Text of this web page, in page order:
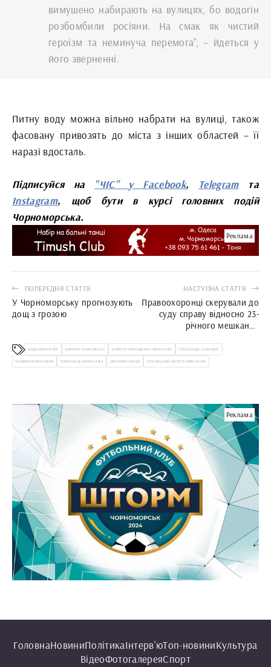
вимушено набирають на вулицях, бо водогін
розбомбили росіяни. На смак як чистий
героїзм та неминуча перемога", – йдеться у
його зверненні.
Питну воду можна вільно набрати на вулиці, також
фасовану привозять до міста з інших областей – її
наразі вдосталь.
Підписуйся на "ЧІС" у Facebook, Telegram
та
Instagram, щоб бути в курсі головних подій
Чорноморська.
Реклама
ПОПЕРЕДНЯ СТАТТЯ
У Чорноморську прогнозують
дощ з грозою
НАСТУПНА СТАТТЯ
Правоохоронці скерували до
суду справу відносно 23-
річного мешканця
побив пенсіонерку
ВОДА МИКОЛАЇВ КИРИЛО ТИМОШЕНКО КИРИЛО ТИМОШЕНКО МИКОЛАЇВ ОЛЕКСАНДР СЄНКЕВИЧ
НОВИНИ МИКОЛАЄВА ПИТНА ВОДА МИКОЛАЇВ МЕР МИКОЛАЄВА РОСІЙСЬКИЙ ОБСТРІЛ МИКОЛАЇВ
Реклама
ГоловнаНовиниПолітикаІнтерв'юТоп-новиниКультура
ВідеоФотогалереяСпорт